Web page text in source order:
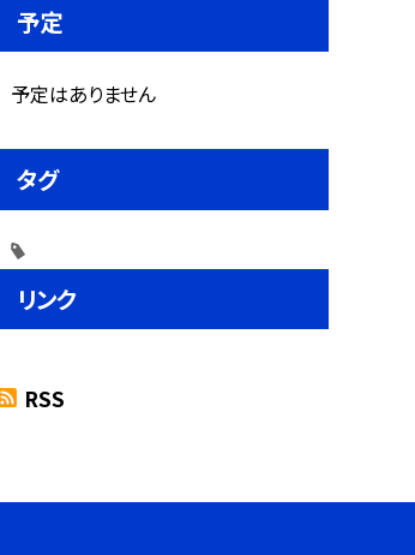
予定
予定はありません
タグ
リンク
RSS